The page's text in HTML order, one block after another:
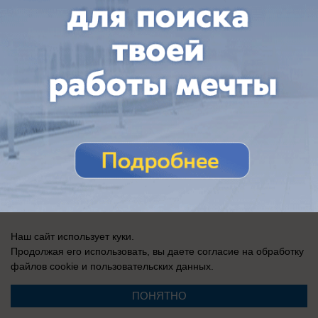
Наш сайт использует куки.
Продолжая его использовать, вы даете согласие на обработку
файлов cookie и пользовательских данных.
ПОНЯТНО